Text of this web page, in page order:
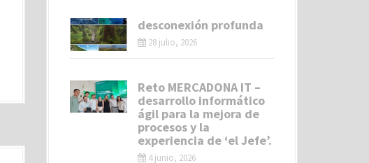
desconexión profunda
28 julio, 2026
Reto MERCADONA IT –
desarrollo informático
ágil para la mejora de
procesos y la
experiencia de ‘el Jefe’.
4 junio, 2026